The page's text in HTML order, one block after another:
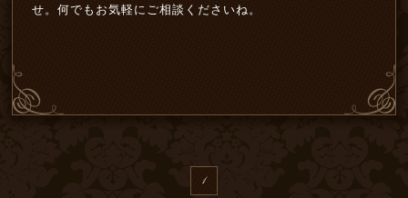
せ。何でもお気軽にご相談くださいね。
1